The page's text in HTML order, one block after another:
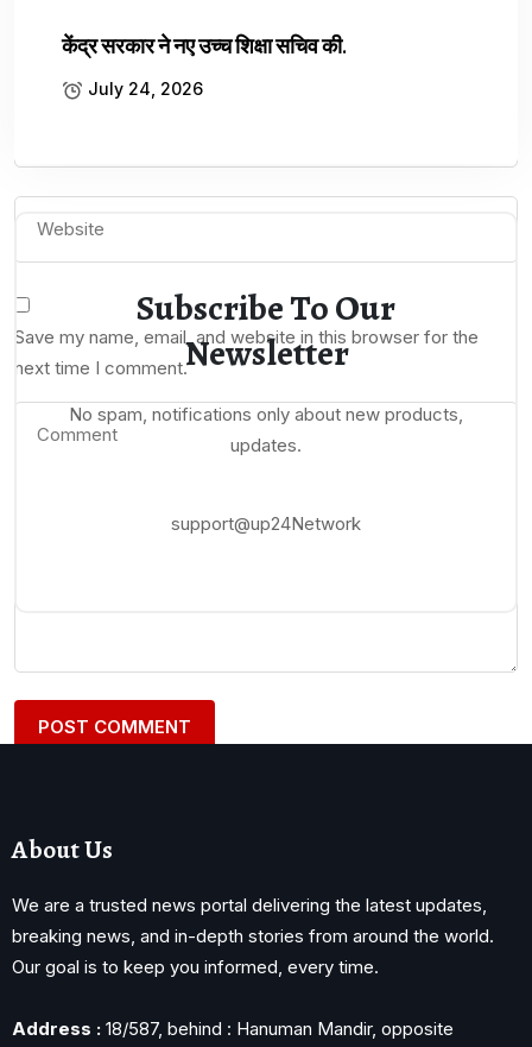
Save my name, email, and website in this browser for the
next time I comment.
केंद्र सरकार ने नए उच्च शिक्षा सचिव की.
July 24, 2026
Subscribe To Our
Newsletter
No spam, notifications only about new products,
updates.
support@up24Network
About Us
We are a trusted news portal delivering the latest updates,
breaking news, and in-depth stories from around the world.
Our goal is to keep you informed, every time.
Address : 18/587, behind : Hanuman Mandir, opposite